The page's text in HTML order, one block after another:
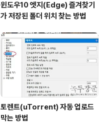
윈도우10 엣지(Edge) 즐겨찾기
가 저장된 폴더 위치 찾는 방법
토렌트(uTorrent) 자동 업로드
막는 방법